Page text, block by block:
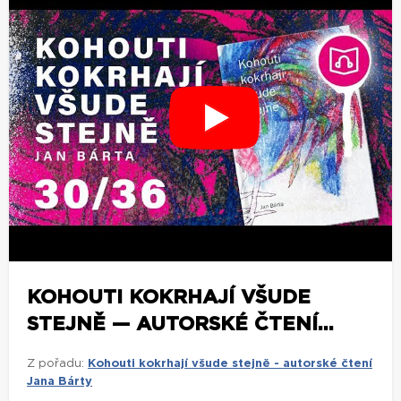
KOHOUTI KOKRHAJÍ VŠUDE
STEJNĚ — AUTORSKÉ ČTENÍ...
Z pořadu:
Kohouti kokrhají všude stejně - autorské čtení
Jana Bárty